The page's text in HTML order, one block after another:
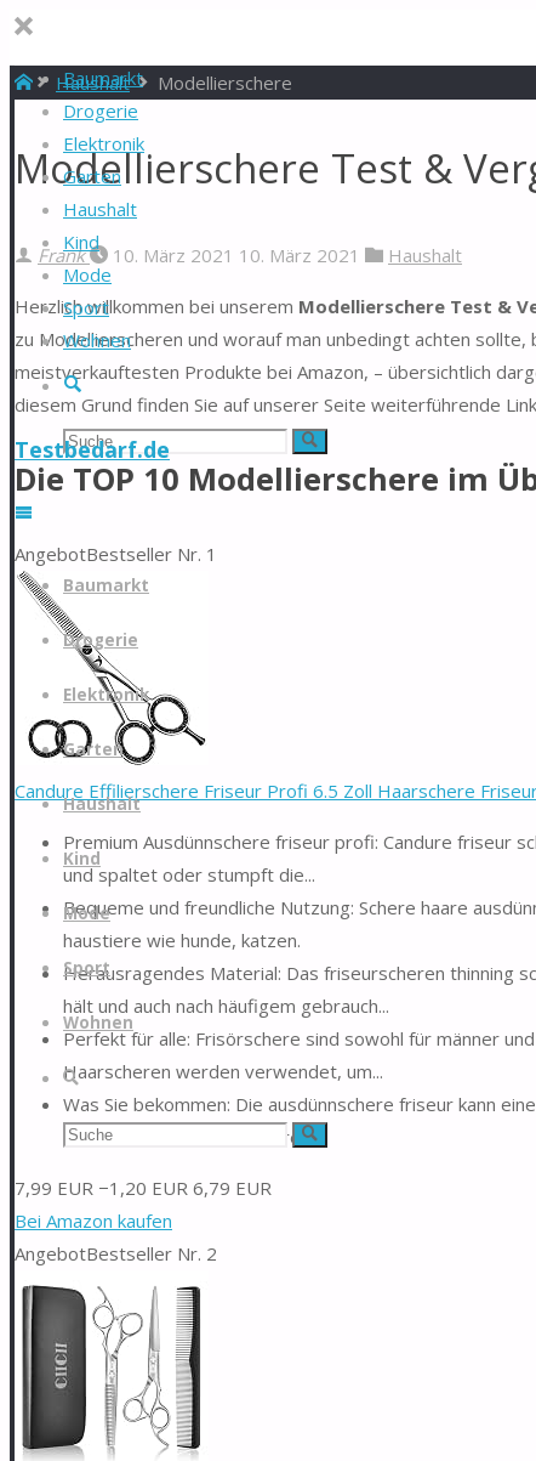
Baumarkt
Drogerie
Elektronik
Garten
Haushalt
Kind
Mode
Sport
Wohnen
Suche
Suchen
nach:
Suche
Testbedarf.de
Zum
Inhalt
springen
Baumarkt
Drogerie
Elektronik
Garten
Haushalt
Kind
Mode
Sport
Wohnen
Suche
Suchen
nach:
Suche
StartHaushalt Modellierschere
Modellierschere Test &
Frank 10. März 2021 10. März 2021 Haushalt
Herzlich willkommen bei unserem Modellierschere Test &
zu Modellierscheren und worauf man unbedingt achten
meistverkauftesten Produkte bei Amazon, – übersichtlich
diesem Grund finden Sie auf unserer Seite weiterführende
Die TOP 10 Modellierschere im
AngebotBestseller Nr. 1
Candure Effilierschere Friseur Profi 6.5 Zoll Haarschere
Premium Ausdünnschere friseur profi: Candure friseur
und spaltet oder stumpft die...
Bequeme und freundliche Nutzung: Schere haare
haustiere wie hunde, katzen.
Herausragendes Material: Das friseurscheren thinning
hält und auch nach häufigem gebrauch...
Perfekt für alle: Frisörschere sind sowohl für männer
Haarscheren werden verwendet, um...
Was Sie bekommen: Die ausdünnschere friseur kann
frau und Ihre freunde an ihren...
7,99 EUR −1,20 EUR 6,79 EUR
Bei Amazon kaufen
AngebotBestseller Nr. 2